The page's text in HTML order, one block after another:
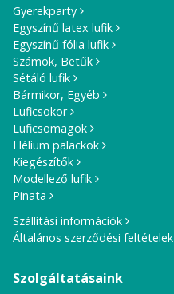
Gyerekparty
Egyszínű latex lufik
Egyszínű fólia lufik
Számok, Betűk
Sétáló lufik
Bármikor, Egyéb
Luficsokor
Luficsomagok
Hélium palackok
Kiegészítők
Modellező lufik
Pinata
Szállítási információk
Általános szerződési feltételek
Szolgáltatásaink